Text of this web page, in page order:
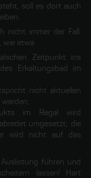
soll es dort auch
nicht immer der Fall.
wie etwa
Zeitpunkt ins
Erkältungsbad im
nicht aktuellen
werden,
im Regal wird
umgesetzt; die
wird nicht auf das
führen und
lassen! Hart